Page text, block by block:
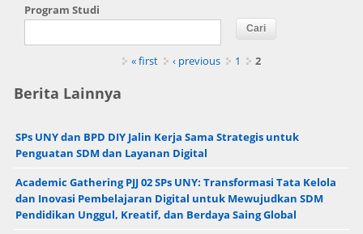
Program Studi
« first ‹ previous 1 2
Berita Lainnya
SPs UNY dan BPD DIY Jalin Kerja Sama Strategis untuk
Penguatan SDM dan Layanan Digital
Academic Gathering PJJ 02 SPs UNY: Transformasi Tata Kelola
dan Inovasi Pembelajaran Digital untuk Mewujudkan SDM
Pendidikan Unggul, Kreatif, dan Berdaya Saing Global